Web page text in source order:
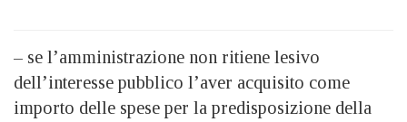
– se l’amministrazione non ritiene lesivo
dell’interesse pubblico l’aver acquisito come
importo delle spese per la predisposizione della